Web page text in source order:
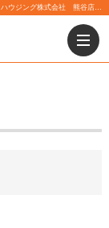
インフォメーション日別一覧【2025年9月13日】 | 熊谷市の賃貸はコガネイハウジング株式会社 熊谷店にお任せ下さい！